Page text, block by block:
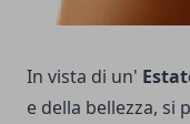
In vista di un'
e della bellezza, si